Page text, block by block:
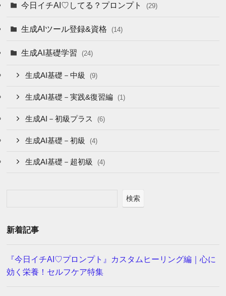
今日イチAI♡してる？プロンプト (29)
生成AIツール登録&資格 (14)
生成AI基礎学習 (24)
生成AI基礎－中級 (9)
生成AI基礎－実践&復習編 (1)
生成AI－初級プラス (6)
生成AI基礎－初級 (4)
生成AI基礎－超初級 (4)
検索
新着記事
『今日イチAI♡プロンプト』カスタムヒーリング編｜心に
効く栄養！セルフケア特集